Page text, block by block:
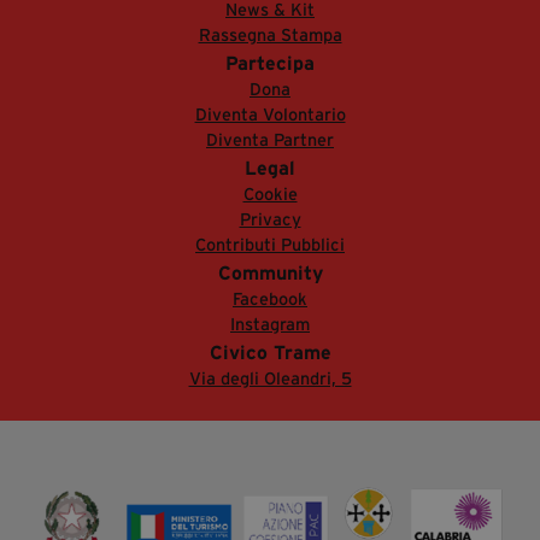
News & Kit
Rassegna Stampa
Partecipa
Dona
Diventa Volontario
Diventa Partner
Legal
Cookie
Privacy
Contributi Pubblici
Community
Facebook
Instagram
Civico Trame
Via degli Oleandri, 5